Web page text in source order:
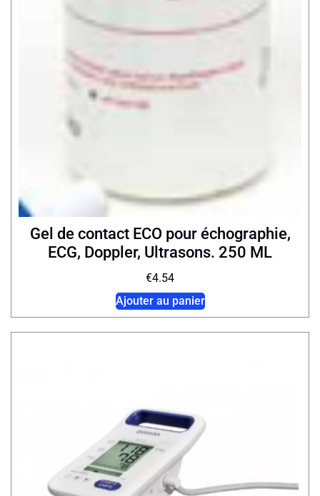
Gel de contact ECO pour échographie,
ECG, Doppler, Ultrasons. 250 ML
€4.54
Ajouter au panier